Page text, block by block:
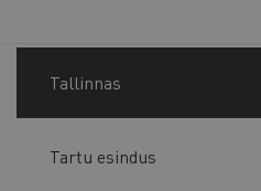
Tallinnas
Tartu esindus